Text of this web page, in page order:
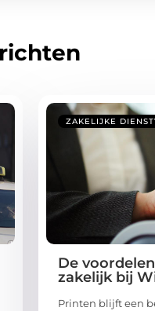
ZAKELIJKE
De
zakelijk bij
Printen blijft een